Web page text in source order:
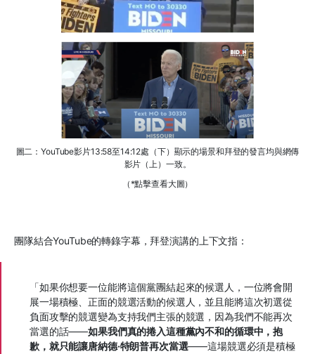
圖二：YouTube影片13:58至14:12處（下）顯示的場景和拜登的發言均與網傳
影片（上）一致。
（*點擊查看大圖）
團隊結合YouTube的轉錄字幕，拜登演講的上下文指：
「如果你想要一位能將這個黨團結起來的候選人，一位將會開
展一場積極、正面的競選活動的候選人，並且能將這次初選從
負面攻擊的競選變為支持我們主張的競選，因為我們不能再次
當選的話——如果我們真的捲入這種黨內不和的循環中，抱
歉，就只能讓唐納德·特朗普再次當選——這場競選必須是積極